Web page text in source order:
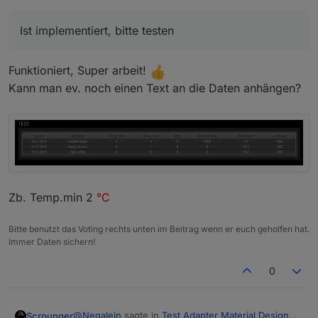
Ist implementiert, bitte testen
Funktioniert, Super arbeit!
Kann man ev. noch einen Text an die Daten anhängen?
Zb. Temp.min 2 °C
Bitte benutzt das Voting rechts unten im Beitrag wenn er euch geholfen hat.
Immer Daten sichern!
0
Scrounger@Negalein sagte in Test Adapter Material Design